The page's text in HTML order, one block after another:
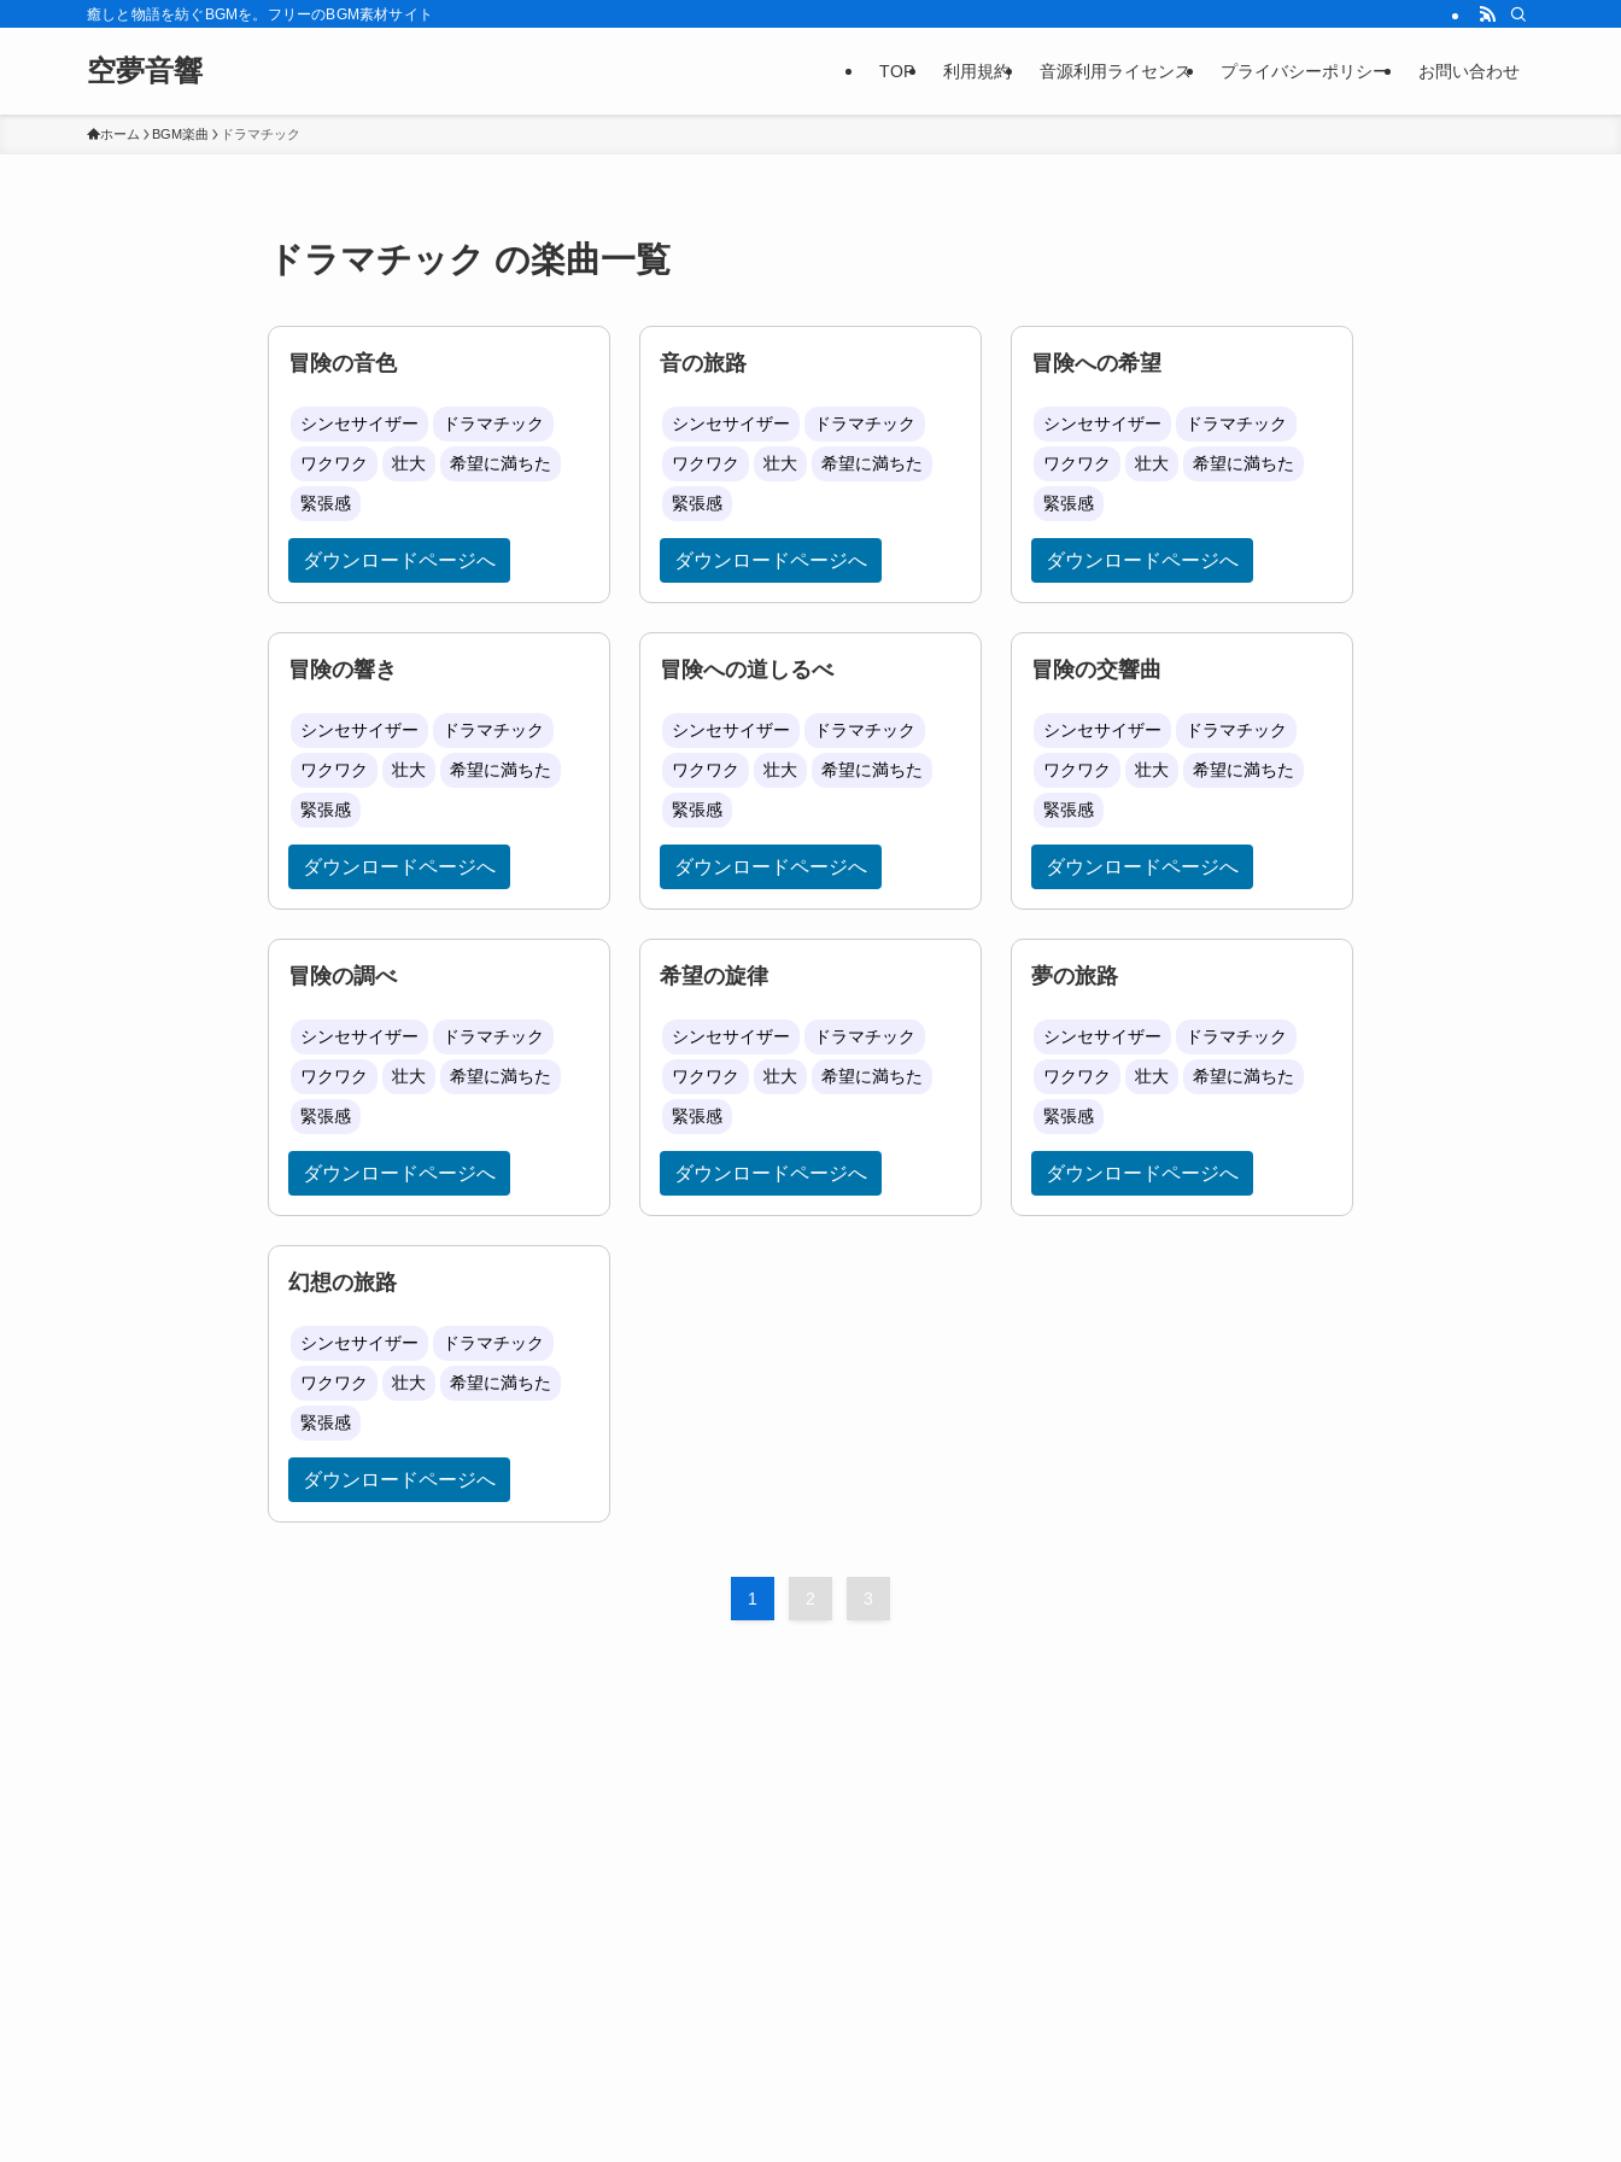
癒しと物語を紡ぐBGMを。フリーのBGM素材サイト
空夢音響 TOP 利用規約 音源利用ライセンス プライバシーポリシー お問い合わせ
ホーム BGM楽曲 ドラマチック
ドラマチック の楽曲一覧
冒険の音色
シンセサイザー ドラマチック
ワクワク 壮大 希望に満ちた
緊張感
ダウンロードページへ
音の旅路
シンセサイザー ドラマチック
ワクワク 壮大 希望に満ちた
緊張感
ダウンロードページへ
冒険への希望
シンセサイザー ドラマチック
ワクワク 壮大 希望に満ちた
緊張感
ダウンロードページへ
冒険の響き
シンセサイザー ドラマチック
ワクワク 壮大 希望に満ちた
緊張感
ダウンロードページへ
冒険への道しるべ
シンセサイザー ドラマチック
ワクワク 壮大 希望に満ちた
緊張感
ダウンロードページへ
冒険の交響曲
シンセサイザー ドラマチック
ワクワク 壮大 希望に満ちた
緊張感
ダウンロードページへ
冒険の調べ
シンセサイザー ドラマチック
ワクワク 壮大 希望に満ちた
緊張感
ダウンロードページへ
希望の旋律
シンセサイザー ドラマチック
ワクワク 壮大 希望に満ちた
緊張感
ダウンロードページへ
夢の旅路
シンセサイザー ドラマチック
ワクワク 壮大 希望に満ちた
緊張感
ダウンロードページへ
幻想の旅路
シンセサイザー ドラマチック
ワクワク 壮大 希望に満ちた
緊張感
ダウンロードページへ
1 2 3